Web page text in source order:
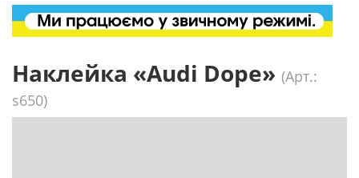
Наклейка «Audi Dope» (Арт.:
s650)